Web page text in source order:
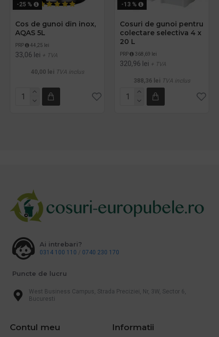
-25 %
Cos de gunoi din inox,
AQAS 5L
PRP 44,25 lei
33,06 lei + TVA
40,00 lei TVA inclus
-13 %
Cosuri de gunoi pentru
colectare selectiva 4 x
20 L
PRP 368,69 lei
320,96 lei + TVA
388,36 lei TVA inclus
Ai intrebari?
0314 100 110 / 0740 230 170
Puncte de lucru
West Business Campus, Strada Preciziei, Nr, 3W, Sector 6,
Bucuresti
Contul meu Informatii